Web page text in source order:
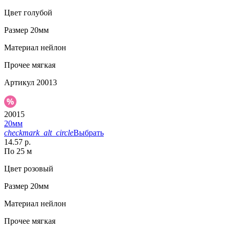
Цвет голубой
Размер 20мм
Материал нейлон
Прочее мягкая
Артикул 20013
20015
20мм
checkmark_alt_circleВыбрать
14.57 р.
По 25 м
Цвет розовый
Размер 20мм
Материал нейлон
Прочее мягкая